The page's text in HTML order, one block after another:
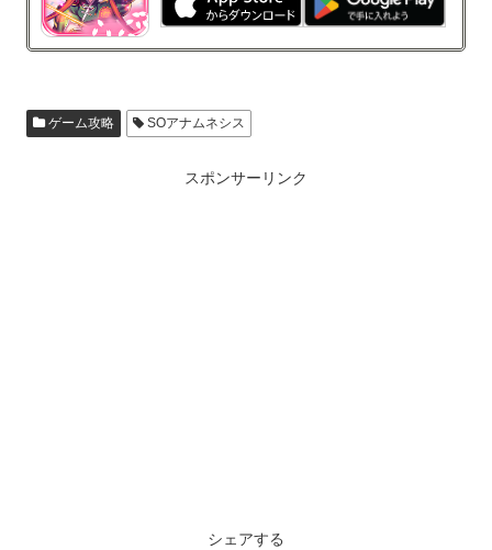
ゲーム攻略 SOアナムネシス
スポンサーリンク
シェアする